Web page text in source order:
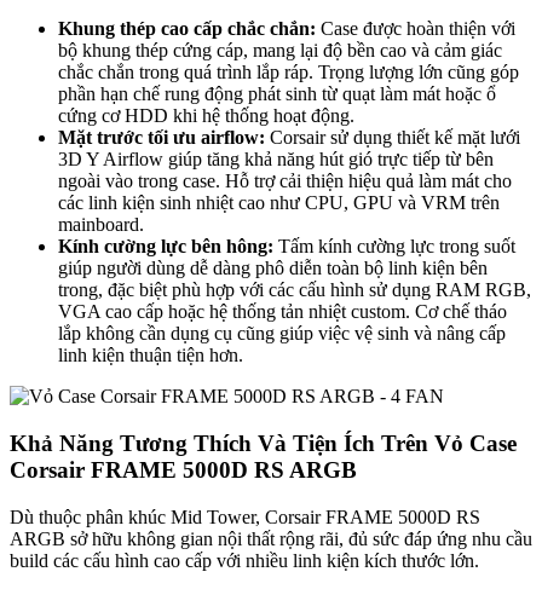
Khung thép cao cấp chắc chắn: Case được hoàn thiện với
bộ khung thép cứng cáp, mang lại độ bền cao và cảm giác
chắc chắn trong quá trình lắp ráp. Trọng lượng lớn cũng góp
phần hạn chế rung động phát sinh từ quạt làm mát hoặc ổ
cứng cơ HDD khi hệ thống hoạt động.
Mặt trước tối ưu airflow: Corsair sử dụng thiết kế mặt lưới
3D Y Airflow giúp tăng khả năng hút gió trực tiếp từ bên
ngoài vào trong case. Hỗ trợ cải thiện hiệu quả làm mát cho
các linh kiện sinh nhiệt cao như CPU, GPU và VRM trên
mainboard.
Kính cường lực bên hông: Tấm kính cường lực trong suốt
giúp người dùng dễ dàng phô diễn toàn bộ linh kiện bên
trong, đặc biệt phù hợp với các cấu hình sử dụng RAM RGB,
VGA cao cấp hoặc hệ thống tản nhiệt custom. Cơ chế tháo
lắp không cần dụng cụ cũng giúp việc vệ sinh và nâng cấp
linh kiện thuận tiện hơn.
Khả Năng Tương Thích Và Tiện Ích Trên Vỏ Case
Corsair FRAME 5000D RS ARGB
Dù thuộc phân khúc Mid Tower, Corsair FRAME 5000D RS
ARGB sở hữu không gian nội thất rộng rãi, đủ sức đáp ứng nhu cầu
build các cấu hình cao cấp với nhiều linh kiện kích thước lớn.